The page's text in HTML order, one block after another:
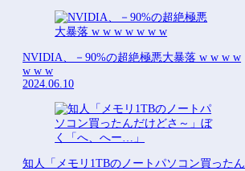
NVIDIA、－90%の超絶極悪大暴落 w w w w
w w w
2024.06.10
知人「メモリ1TBのノートパソコン買ったん